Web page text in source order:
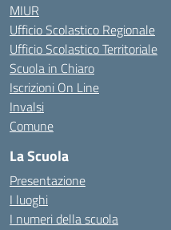
MIUR
Ufficio Scolastico Regionale
Ufficio Scolastico Territoriale
Scuola in Chiaro
Iscrizioni On Line
Invalsi
Comune
La Scuola
Presentazione
I luoghi
I numeri della scuola